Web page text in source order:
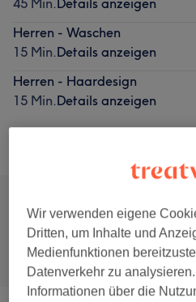
45 Min.Details anzeigen
Herren - Waschen
15 Min.Details anzeigen
Herren - Haardesign
15 Min.Details anzeigen
Alle
Wir verwenden eigene
Dritten, um Inhalte und
Medienfunktionen
Datenverkehr zu
Informationen über die